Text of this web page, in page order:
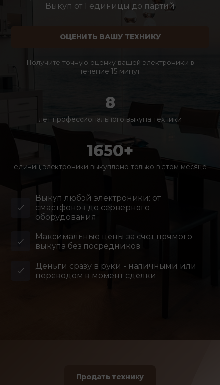
Выкуп от 1 единицы до партий
ОЦЕНИТЬ ВАШУ ТЕХНИКУ
Получите точную оценку вашей электроники в
течение 15 минут
8
лет профессионального выкупа техники
1650+
единиц электроники выкуплено только в этом месяце
Выкуп любой электроники: от
смартфонов до серверного
оборудования
Максимальные цены за счет прямого
выкупа без посредников
Деньги сразу в руки - наличными или
переводом в момент сделки
Продать технику